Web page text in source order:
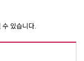
있습니다.